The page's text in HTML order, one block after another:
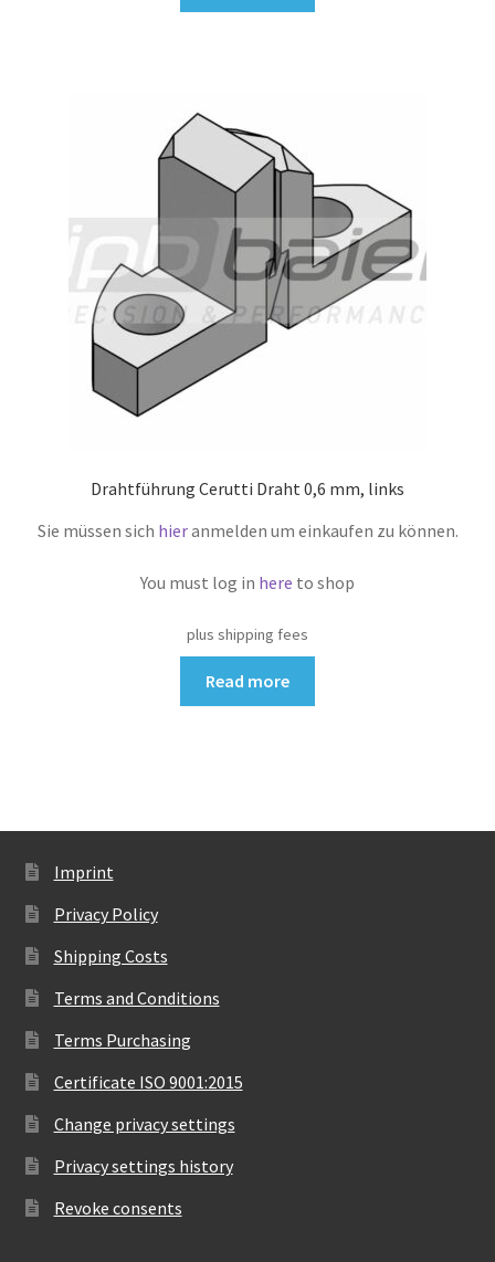
Drahtführung Cerutti Draht 0,6 mm, links
Sie müssen sich hieranmelden um einkaufen zu können.
You must log in here to shop
plus shipping fees
Read more
Imprint
Privacy Policy
Shipping Costs
Terms and Conditions
Terms Purchasing
Certificate ISO 9001:2015
Change privacy settings
Privacy settings history
Revoke consents